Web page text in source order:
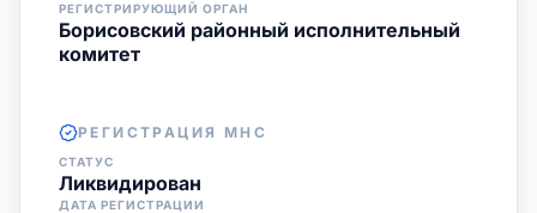
РЕГИСТРИРУЮЩИЙ ОРГАН
Борисовский районный исполнительный
комитет
РЕГИСТРАЦИЯ МНС
СТАТУС
Ликвидирован
ДАТА РЕГИСТРАЦИИ